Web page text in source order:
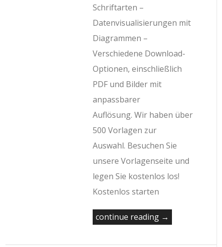
Schriftarten –
Datenvisualisierungen mit
Diagrammen –
Verschiedene Download-
Optionen, einschließlich
PDF und Bilder mit
anpassbarer
Auflösung. Wir haben über
500 Vorlagen zur
Auswahl. Besuchen Sie
unsere Vorlagenseite und
legen Sie kostenlos los!
Kostenlos starten
continue reading →